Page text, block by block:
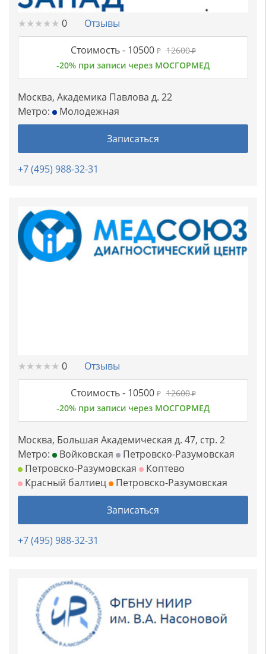
★★★★★
★★★★★ 0 Отзывы
Стоимость -10500 ₽ 12600₽
-20% при записи через МОСГОРМЕД
Москва, Академика Павлова д. 22
Метро:
Молодежная
Записаться
+7 (495) 988-32-31
★★★★★
★★★★★ 0 Отзывы
Стоимость -10500 ₽ 12600₽
-20% при записи через МОСГОРМЕД
Москва, Большая Академическая д. 47, стр. 2
Метро:
Войковская
Петровско-Разумовская
Петровско-Разумовская
Коптево
Красный балтиец
Петровско-Разумовская
Записаться
+7 (495) 988-32-31